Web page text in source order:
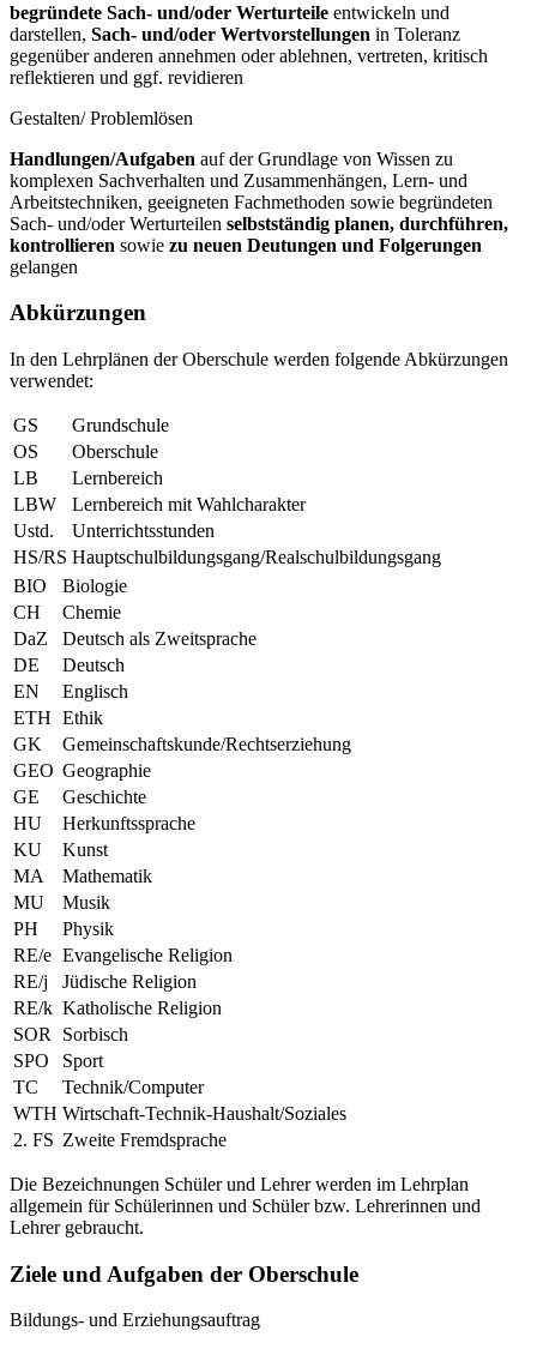
begründete Sach- und/oder Werturteile entwickeln und
darstellen, Sach- und/oder Wertvorstellungen in Toleranz
gegenüber anderen annehmen oder ablehnen, vertreten, kritisch
reflektieren und ggf. revidieren
Gestalten/ Problemlösen
Handlungen/Aufgaben auf der Grundlage von Wissen zu
komplexen Sachverhalten und Zusammenhängen, Lern- und
Arbeitstechniken, geeigneten Fachmethoden sowie begründeten
Sach- und/oder Werturteilen selbstständig planen, durchführen,
kontrollieren sowie zu neuen Deutungen und Folgerungen
gelangen
Abkürzungen
In den Lehrplänen der Oberschule werden folgende Abkürzungen
verwendet:
GS
Grundschule
OS
Oberschule
LB
Lernbereich
LBW
Lernbereich mit Wahlcharakter
Ustd.
Unterrichtsstunden
HS/RS Hauptschulbildungsgang/Realschulbildungsgang
BIO
Biologie
CH
Chemie
DaZ
Deutsch als Zweitsprache
DE
Deutsch
EN
Englisch
ETH Ethik
GK
Gemeinschaftskunde/Rechtserziehung
GEO Geographie
GE
Geschichte
HU
Herkunftssprache
KU
Kunst
MA
Mathematik
MU
Musik
PH
Physik
RE/e Evangelische Religion
RE/j
Jüdische Religion
RE/k Katholische Religion
SOR
Sorbisch
SPO
Sport
TC
Technik/Computer
WTH Wirtschaft-Technik-Haushalt/Soziales
2. FS Zweite Fremdsprache
Die Bezeichnungen Schüler und Lehrer werden im Lehrplan
allgemein für Schülerinnen und Schüler bzw. Lehrerinnen und
Lehrer gebraucht.
Ziele und Aufgaben der Oberschule
Bildungs- und Erziehungsauftrag